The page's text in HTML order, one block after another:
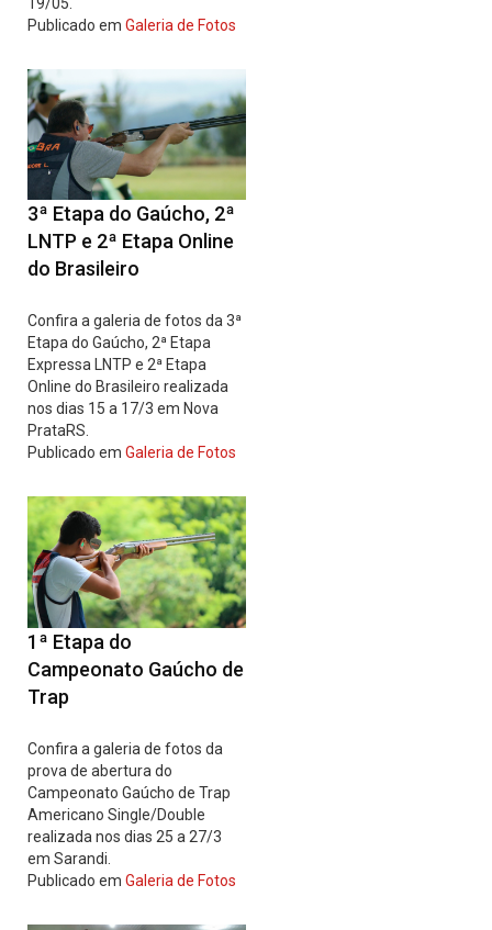
Publicado em Galeria de Fotos
3ª Etapa do Gaúcho, 2ª
LNTP e 2ª Etapa Online
do Brasileiro
Confira a galeria de fotos da 3ª
Etapa do Gaúcho, 2ª Etapa
Expressa LNTP e 2ª Etapa
Online do Brasileiro realizada
nos dias 15 a 17/3 em Nova
PrataRS.
Publicado em Galeria de Fotos
1ª Etapa do
Campeonato Gaúcho de
Trap
Confira a galeria de fotos da
prova de abertura do
Campeonato Gaúcho de Trap
Americano Single/Double
realizada nos dias 25 a 27/3
em Sarandi.
Publicado em Galeria de Fotos